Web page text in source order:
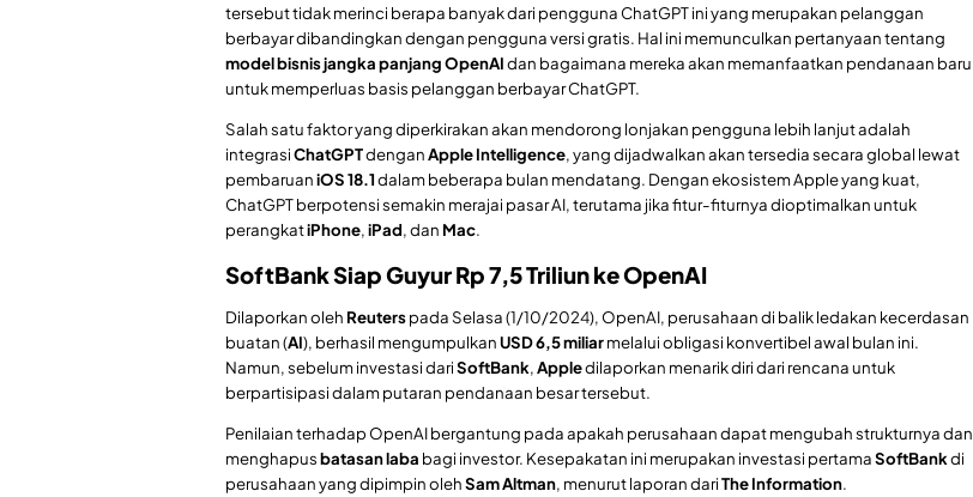
tersebut tidak merinci berapa banyak dari pengguna ChatGPT ini yang merupakan pelanggan
berbayar dibandingkan dengan pengguna versi gratis. Hal ini memunculkan pertanyaan tentang
model bisnis jangka panjang OpenAIdan bagaimana mereka akan memanfaatkan pendanaan baru
untuk memperluas basis pelanggan berbayar ChatGPT.
Salah satu faktor yang diperkirakan akan mendorong lonjakan pengguna lebih lanjut adalah
integrasiChatGPTdenganApple Intelligence, yang dijadwalkan akan tersedia secara global lewat
pembaruaniOS 18.1dalam beberapa bulan mendatang. Dengan ekosistem Apple yang kuat,
ChatGPT berpotensi semakin merajai pasar AI, terutama jika fitur-fiturnya dioptimalkan untuk
perangkatiPhone,iPad, dan Mac.
SoftBank Siap Guyur Rp 7,5 Triliun ke OpenAI
Dilaporkan oleh Reuterspada Selasa (1/10/2024), OpenAI, perusahaan di balik ledakan kecerdasan
buatan (AI), berhasil mengumpulkanUSD 6,5 miliarmelalui obligasi konvertibel awal bulan ini.
Namun, sebelum investasi dariSoftBank,Appledilaporkan menarik diri dari rencana untuk
berpartisipasi dalam putaran pendanaan besar tersebut.
Penilaian terhadap OpenAI bergantung pada apakah perusahaan dapat mengubah strukturnya dan
menghapusbatasan laba bagi investor. Kesepakatan ini merupakan investasi pertamaSoftBankdi
perusahaan yang dipimpin olehSam Altman, menurut laporan dariThe Information.